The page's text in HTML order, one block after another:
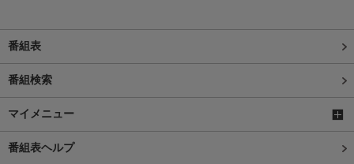
番組表
番組検索
マイメニュー
番組表ヘルプ